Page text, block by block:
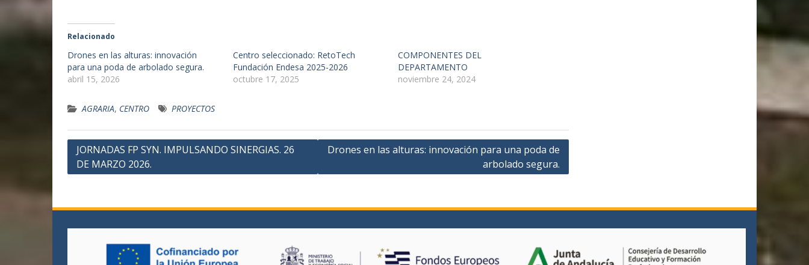
Relacionado
Drones en las alturas: innovación
para una poda de arbolado segura.
abril 15, 2026
Centro seleccionado: RetoTech
Fundación Endesa 2025-2026
octubre 17, 2025
COMPONENTES DEL
DEPARTAMENTO
noviembre 24, 2024
AGRARIA, CENTRO PROYECTOS
Navegación
de
JORNADAS FP SYN. IMPULSANDO SINERGIAS. 26
DE MARZO 2026.
Drones en las alturas: innovación para una poda de
arbolado segura.